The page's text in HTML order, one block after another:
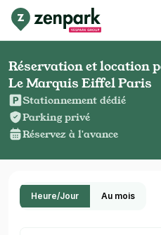
Réservation et location
Le Marquis Eiffel Paris
Stationnement dédié
Parking privé
Réservez à l'avance
Heure/Jour Au mois